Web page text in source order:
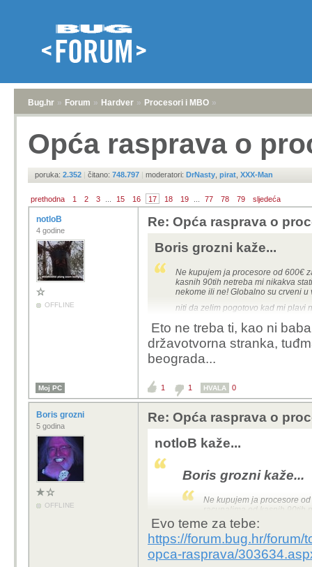
Bug.hr » Forum » Hardver » Procesori i MBO »
Opća rasprava o
poruka: 2.352 | čitano: 748.797 | moderatori: DrNasty pirat XXX-Man
prethodna 1 2 3 15 16 17 18 19 77 78 79 sljedeća
notloB
4 godine
OFFLINE
Re: Opća rasprava o
Boris grozni kaže...
Ne kupujem ja procesore od 600€
kasnih 90tih netreba mi nikakva
nekome ili ne! Globalno su crveni
niti da zelim pogotovo kad mi plavi
Eto ne treba ti, kao ni
državotvorna stranka,
beograda...
Moj PC 1 1 HVALA 0
Boris grozni
5 godina
OFFLINE
Re: Opća rasprava o
notloB kaže...
Boris grozni kaže...
Ne kupujem ja procesore
racunalima od kasnih
necemu svidalo se to
losiji i bok ja to nemogu
Evo teme za tebe:
https://forum.bug.hr/
opca-rasprava/